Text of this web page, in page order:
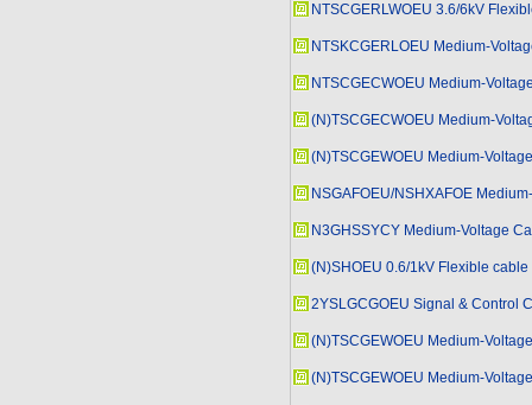
NTSCGERLWOEU 3.6/6kV
NTSKCGERLOEU Medium-
NTSCGECWOEU Medium-
(N)TSCGECWOEU Medium-
(N)TSCGEWOEU Medium-
NSGAFOEU/NSHXAFOE
N3GHSSYCY Medium-Voltage
(N)SHOEU 0.6/1kV Flexible cable
2YSLGCGOEU Signal & Control
(N)TSCGEWOEU Medium-
(N)TSCGEWOEU Medium-